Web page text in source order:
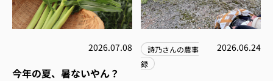
2026.07.08
今年の夏、暑ないやん？
詩乃さんの農事
録
2026.06.24